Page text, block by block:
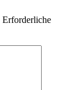
Erforderliche